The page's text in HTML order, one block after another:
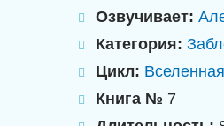
Озвучивает:
Категория:
Цикл:
Книга № 7